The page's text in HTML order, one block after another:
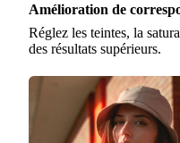
Amélioration de
Réglez les teintes, la
des résultats supérieurs.